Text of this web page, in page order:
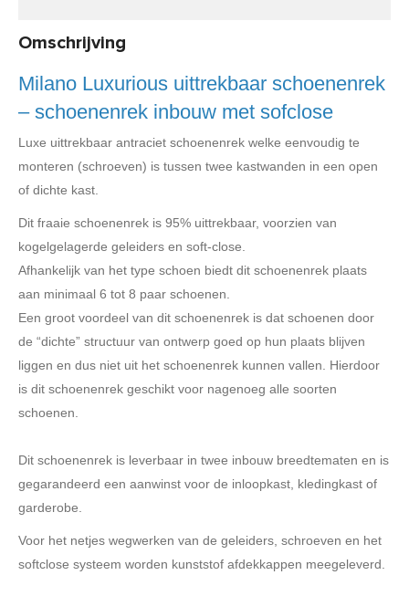
Omschrijving
Milano Luxurious uittrekbaar schoenenrek
– schoenenrek inbouw met sofclose
Luxe uittrekbaar antraciet schoenenrek welke eenvoudig te
monteren (schroeven) is tussen twee kastwanden in een open
of dichte kast.
Dit fraaie schoenenrek is 95% uittrekbaar, voorzien van
kogelgelagerde geleiders en soft-close.
Afhankelijk van het type schoen biedt dit schoenenrek plaats
aan minimaal 6 tot 8 paar schoenen.
Een groot voordeel van dit schoenenrek is dat schoenen door
de “dichte” structuur van ontwerp goed op hun plaats blijven
liggen en dus niet uit het schoenenrek kunnen vallen. Hierdoor
is dit schoenenrek geschikt voor nagenoeg alle soorten
schoenen.
Dit schoenenrek is leverbaar in twee inbouw breedtematen en is
gegarandeerd een aanwinst voor de inloopkast, kledingkast of
garderobe.
Voor het netjes wegwerken van de geleiders, schroeven en het
softclose systeem worden kunststof afdekkappen meegeleverd.